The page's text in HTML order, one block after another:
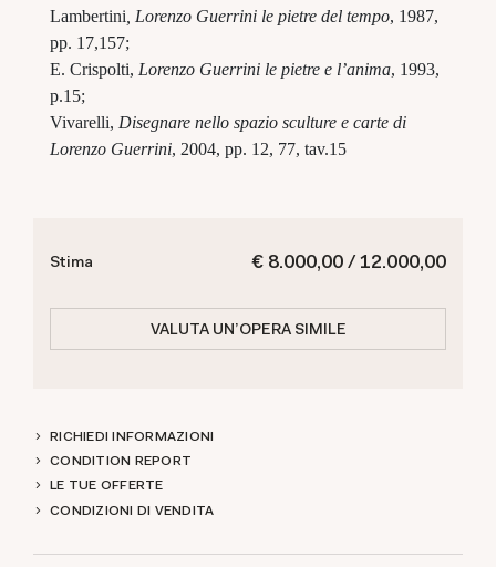
Lambertini , Lorenzo Guerrini le pietre del tempo, 1987,
pp. 17,157;
E. Crispolti, Lorenzo Guerrini le pietre e l’anima, 1993,
p.15;
Vivarelli, Disegnare nello spazio sculture e carte di
Lorenzo Guerrini, 2004, pp. 12, 77, tav.15
€ 8.000,00 / 12.000,00
Stima
VALUTA UN'OPERA SIMILE
RICHIEDI INFORMAZIONI
CONDITION REPORT
LE TUE OFFERTE
CONDIZIONI DI VENDITA